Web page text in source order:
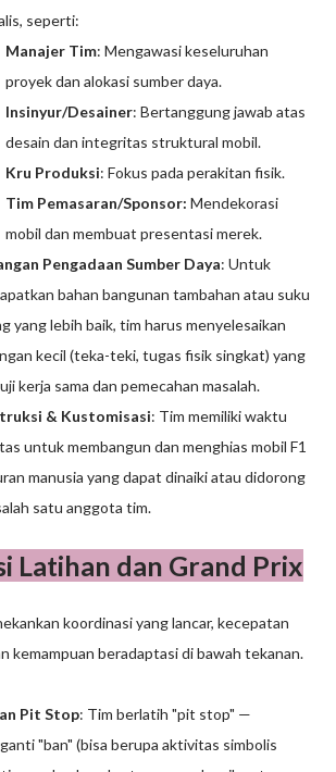
seperti:
Manajer Tim: Mengawasi keseluruhan
proyek dan alokasi sumber daya.
Insinyur/Desainer: Bertanggung jawab atas
desain dan integritas struktural mobil.
Kru Produksi: Fokus pada perakitan fisik.
Tim Pemasaran/Sponsor: Mendekorasi
mobil dan membuat presentasi merek.
Pengadaan Sumber Daya: Untuk
bahan bangunan tambahan atau suku
yang lebih baik, tim harus menyelesaikan
kecil (teka-teki, tugas fisik singkat) yang
kerja sama dan pemecahan masalah.
& Kustomisasi: Tim memiliki waktu
untuk membangun dan menghias mobil F1
manusia yang dapat dinaiki atau didorong
satu anggota tim.
Latihan dan Grand Prix
koordinasi yang lancar, kecepatan
kemampuan beradaptasi di bawah tekanan.
Pit Stop: Tim berlatih "pit stop" —
"ban" (bisa berupa aktivitas simbolis